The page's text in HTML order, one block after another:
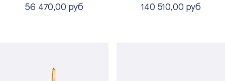
56 470,00 руб 140 510,00 руб